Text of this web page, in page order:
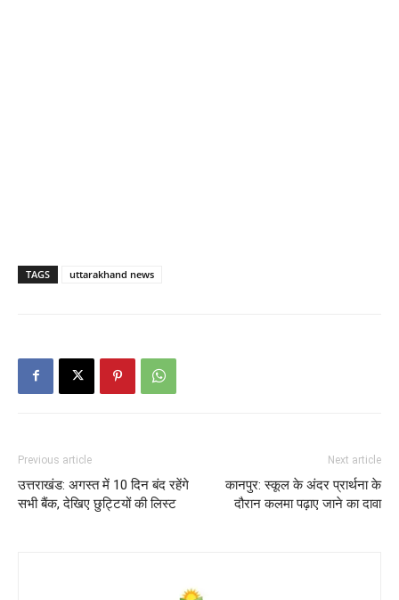
TAGS uttarakhand news
Previous article
उत्तराखंड: अगस्त में 10 दिन बंद रहेंगे
सभी बैंक, देखिए छुट्टियों की लिस्ट
Next article
कानपुर: स्कूल के अंदर प्रार्थना के
दौरान कलमा पढ़ाए जाने का दावा